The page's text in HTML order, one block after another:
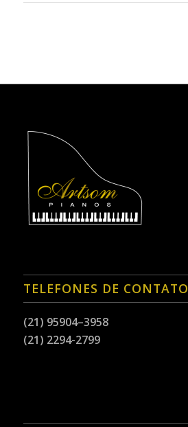
TELEFONES DE CONTATO
(21) 95904–3958
(21) 2294-2799